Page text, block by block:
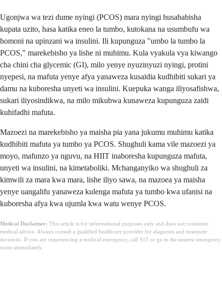
Ugonjwa wa tezi dume nyingi (PCOS) mara nyingi husababisha
kupata uzito, hasa katika eneo la tumbo, kutokana na usumbufu wa
homoni na upinzani wa insulini. Ili kupunguza "umbo la tumbo la
PCOS," marekebisho ya lishe ni muhimu. Kula vyakula vya kiwango
cha chini cha glycemic (GI), milo yenye nyuzinyuzi nyingi, protini
nyepesi, na mafuta yenye afya yanaweza kusaidia kudhibiti sukari ya
damu na kuboresha unyeti wa insulini. Kuepuka wanga iliyosafishwa,
sukari iliyosindikwa, na milo mikubwa kunaweza kupunguza zaidi
kuhifadhi mafuta.
Mazoezi na marekebisho ya maisha pia yana jukumu muhimu katika
kudhibiti mafuta ya tumbo ya PCOS. Shughuli kama vile mazoezi ya
moyo, mafunzo ya nguvu, na HIIT inaboresha kupunguza mafuta,
unyeti wa insulini, na kimetaboliki. Mchanganyiko wa shughuli za
kimwili za mara kwa mara, lishe iliyo sawa, na mazoea ya maisha
yenye uangalifu yanaweza kulenga mafuta ya tumbo kwa ufanisi na
kuboresha afya kwa ujumla kwa watu wenye PCOS.
Medical Disclaimer: This article is for informational purposes only and does not constitute
medical advice. Always consult a qualified healthcare provider for diagnosis and treatment
decisions. If you are experiencing a medical emergency, call 911 or go to the nearest emergency
room immediately.